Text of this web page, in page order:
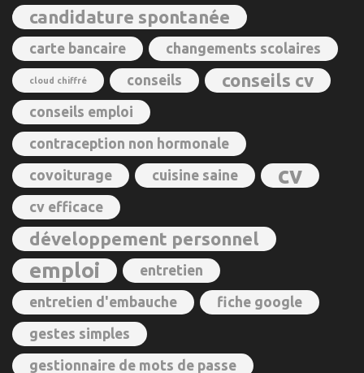
candidature spontanée
carte bancaire changements scolaires
cloud chiffré conseils conseils cv
conseils emploi
contraception non hormonale
covoiturage cuisine saine cv
cv efficace
développement personnel
emploi entretien
entretien d'embauche fiche google
gestes simples
gestionnaire de mots de passe